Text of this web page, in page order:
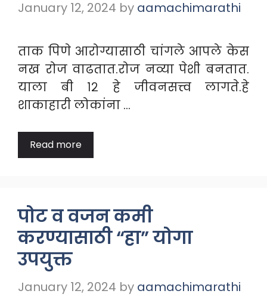
January 12, 2024 by aamachimarathi
ताक पिणे आरोग्यासाठी चांगले आपले केस
नख रोज वाढतात.रोज नव्या पेशी बनतात.
याला बी १२ हे जीवनसत्त्व लागते.हे
शाकाहारी लोकांना …
Read more
पोट व वजन कमी
करण्यासाठी “हा” योगा
उपयुक्त
January 12, 2024 by aamachimarathi